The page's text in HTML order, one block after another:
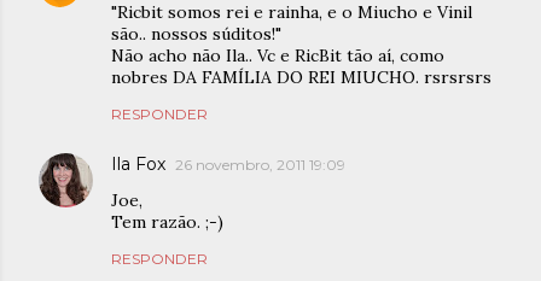
"Ricbit somos rei e rainha, e o Miucho e Vinil
são.. nossos súditos!"
Não acho não Ila.. Vc e RicBit tão aí, como
nobres DA FAMÍLIA DO REI MIUCHO. rsrsrsrs
RESPONDER
Ila Fox 26 novembro, 2011 19:09
Joe,
Tem razão. ;-)
RESPONDER